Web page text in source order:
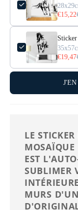
€15,22
€19,47
J'EN
LE
MOSAÏQUE
EST
SUBLIMER
MURS